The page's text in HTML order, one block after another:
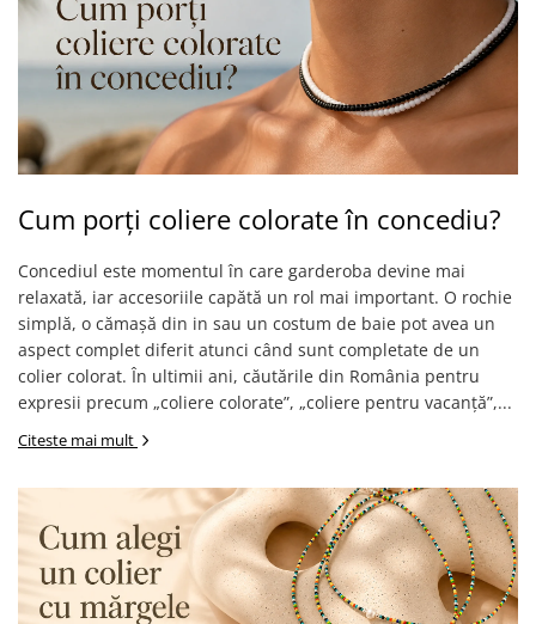
Cum porți coliere colorate în concediu?
Concediul este momentul în care garderoba devine mai
relaxată, iar accesoriile capătă un rol mai important. O rochie
simplă, o cămașă din in sau un costum de baie pot avea un
aspect complet diferit atunci când sunt completate de un
colier colorat. În ultimii ani, căutările din România pentru
expresii precum „coliere colorate”, „coliere pentru vacanță”,...
Citeste mai mult